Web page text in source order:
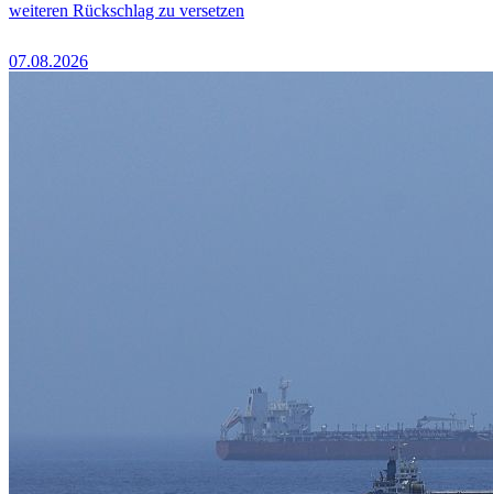
weiteren Rückschlag zu versetzen
07.08.2026